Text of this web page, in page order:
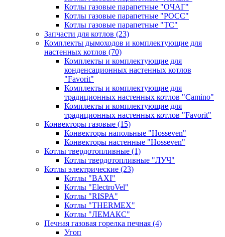
Котлы газовые парапетные "ОЧАГ"
Котлы газовые парапетные "РОСС"
Котлы газовые парапетные "ТС"
Запчасти для котлов (23)
Комплекты дымоходов и комплектующие для
настенных котлов (70)
Комплекты и комплектующие для
конденсационных настенных котлов
"Favorit"
Комплекты и комплектующие для
традиционных настенных котлов "Camino"
Комплекты и комплектующие для
традиционных настенных котлов "Favorit"
Конвекторы газовые (15)
Конвекторы напольные "Hosseven"
Конвекторы настенные "Hosseven"
Котлы твердотопливные (1)
Котлы твердотопливные "ЛУЧ"
Котлы электрические (23)
Котлы "BAXI"
Котлы "ElectroVel"
Котлы "RISPA"
Котлы "THERMEX"
Котлы "ЛЕМАКС"
Печная газовая горелка печная (4)
Угоп